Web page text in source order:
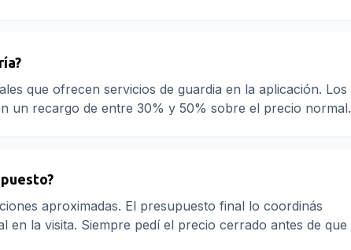
que ofrecen servicios de guardia en la aplicación. Los
un recargo de entre 30% y 50% sobre el precio normal.
aproximadas. El presupuesto final lo coordinás
en la visita. Siempre pedí el precio cerrado antes de que